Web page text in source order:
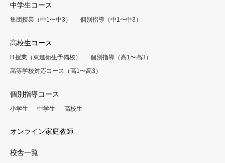
中学生コース
集団授業（中1〜中3） 個別指導（中1〜中3）
高校生コース
IT授業（東進衛生予備校）
個別指導（高1〜高3）
高等学校対応コース（高1〜高3）
個別指導コース
小学生 中学生 高校生
オンライン家庭教師
校舎一覧